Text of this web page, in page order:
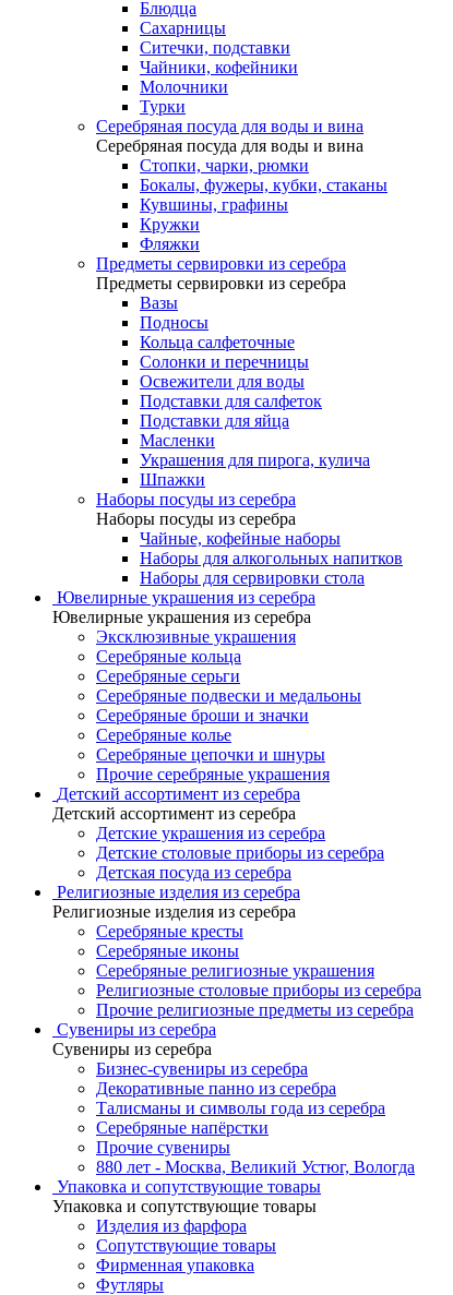
Блюдца
Сахарницы
Ситечки, подставки
Чайники, кофейники
Молочники
Турки
Серебряная посуда для воды и вина
Серебряная посуда для воды и вина
Стопки, чарки, рюмки
Бокалы, фужеры, кубки, стаканы
Кувшины, графины
Кружки
Фляжки
Предметы сервировки из серебра
Предметы сервировки из серебра
Вазы
Подносы
Кольца салфеточные
Солонки и перечницы
Освежители для воды
Подставки для салфеток
Подставки для яйца
Масленки
Украшения для пирога, кулича
Шпажки
Наборы посуды из серебра
Наборы посуды из серебра
Чайные, кофейные наборы
Наборы для алкогольных напитков
Наборы для сервировки стола
Ювелирные украшения из серебра
Ювелирные украшения из серебра
Эксклюзивные украшения
Серебряные кольца
Серебряные серьги
Серебряные подвески и медальоны
Серебряные броши и значки
Серебряные колье
Серебряные цепочки и шнуры
Прочие серебряные украшения
Детский ассортимент из серебра
Детский ассортимент из серебра
Детские украшения из серебра
Детские столовые приборы из серебра
Детская посуда из серебра
Религиозные изделия из серебра
Религиозные изделия из серебра
Серебряные кресты
Серебряные иконы
Серебряные религиозные украшения
Религиозные столовые приборы из серебра
Прочие религиозные предметы из серебра
Сувениры из серебра
Сувениры из серебра
Бизнес-сувениры из серебра
Декоративные панно из серебра
Талисманы и символы года из серебра
Серебряные напёрстки
Прочие сувениры
880 лет - Москва, Великий Устюг, Вологда
Упаковка и сопутствующие товары
Упаковка и сопутствующие товары
Изделия из фарфора
Сопутствующие товары
Фирменная упаковка
Футляры